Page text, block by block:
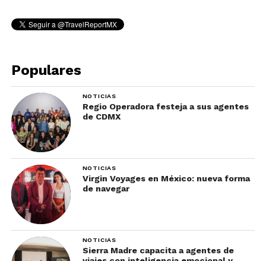
Populares
NOTICIAS
Regio Operadora festeja a sus agentes
de CDMX
NOTICIAS
Virgin Voyages en México: nueva forma
de navegar
NOTICIAS
Sierra Madre capacita a agentes de